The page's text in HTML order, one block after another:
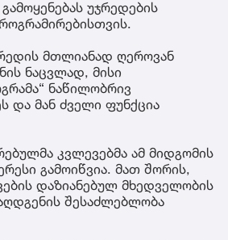
უჯრედების
მთლიანად ღეროვან
ნაცვლად, მისი
ნაწილობრივ
და მან ძველი ფუნქცია
კვლევებმა ამ მიდგომის
გამოიწვია. მათ შორის,
დაზიანებულ მხედველობის
შესაძლებლობა